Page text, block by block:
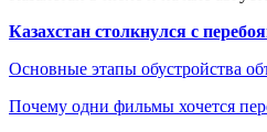
Казахстан столкнулся с
Основные этапы обустройства
Почему одни фильмы хочется